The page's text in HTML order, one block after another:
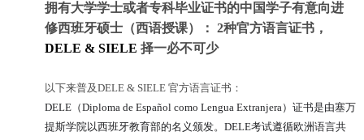
拥有大学学士或者专科毕业证书的中国学子有意向进
修西班牙硕士（西语授课）： 2种官方语言证书，
DELE & SIELE 择一必不可少
以下来普及DELE & SIELE 官方语言证书：
DELE （Diploma de Español como Lengua Extranjera）证书是由塞万
提斯学院以西班牙教育部的名义颁发。 DELE考试遵循欧洲语言共